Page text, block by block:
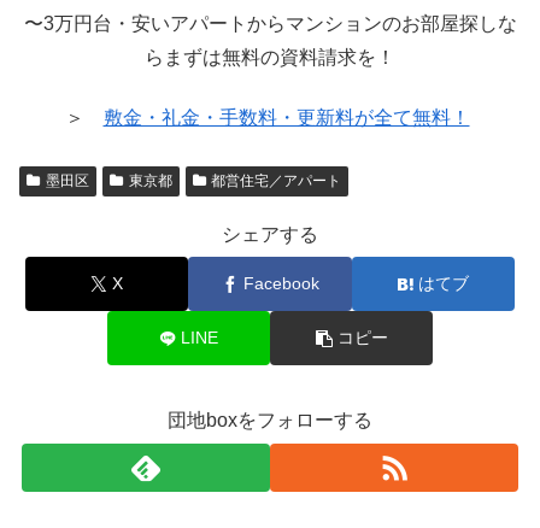
〜3万円台・安いアパートからマンションのお部屋探しな
らまずは無料の資料請求を！
＞ 敷金・礼金・手数料・更新料が全て無料！
墨田区 東京都 都営住宅／アパート
シェアする
X Facebook はてブ
LINE コピー
団地boxをフォローする